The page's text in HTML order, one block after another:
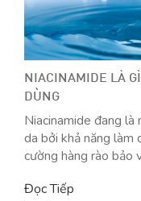
NIACINAMIDE LÀ
DÙNG
Niacinamide đang là
da bởi khả năng làm
cường hàng rào bảo
Hãy cùng khám phá
Đọc Tiếp